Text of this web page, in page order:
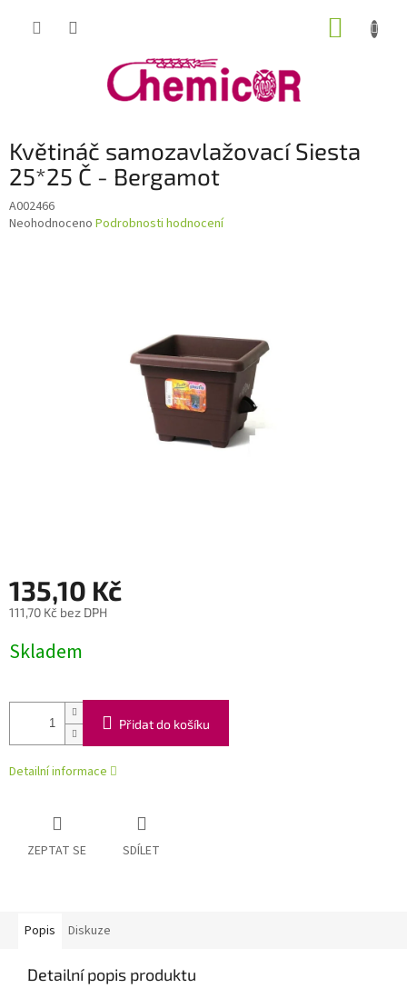
Květináč samozavlažovací Siesta
25*25 Č - Bergamot
A002466
Průměrné
Neohodnoceno Podrobnosti hodnocení
135,10 Kč
111,70 Kč bez DPH
cena:
Skladem
Přidat do košíku
Detailní informace
ZEPTAT SE SDÍLET
Popis Diskuze
Detailní popis produktu